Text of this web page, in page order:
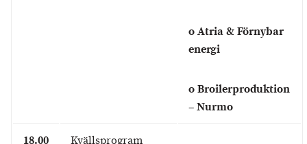
o Atria & Förnybar
energi
o Broilerproduktion
– Nurmo
18.00 Kvällsprogram